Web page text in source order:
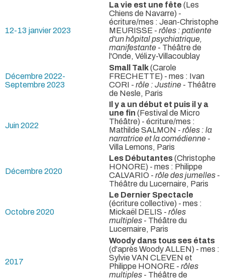
12-13 janvier 2023
La vie est une fête (Les
Chiens de Navarre) -
écriture/mes : Jean-Christophe
MEURISSE - rôles : patiente
d'un hôpital psychiatrique,
manifestante - Théâtre de
l'Onde, Vélizy-Villacoublay
Décembre 2022-
Septembre 2023
Small Talk(Carole
FRECHETTE) - mes : Ivan
CORI - rôle : Justine - Théâtre
de Nesle, Paris
Juin 2022
Il y a un début et puis il y a
une fin (Festival de Micro
Théâtre) - écriture/mes :
Mathilde SALMON - rôles : la
narratrice et la comédienne -
Villa Lemons, Paris
Décembre 2020
Les Débutantes(Christophe
HONORE) - mes : Philippe
CALVARIO - rôle des jumelles -
Théâtre du Lucernaire, Paris
Octobre 2020
Le Dernier Spectacle
(écriture collective) - mes :
Mickaël DELIS - rôles
multiples - Théâtre du
Lucernaire, Paris
2017
Woody dans tous ses états
(d'après Woody ALLEN) - mes :
Sylvie VAN CLEVEN et
Philippe HONORE - rôles
multiples - Théâtre de